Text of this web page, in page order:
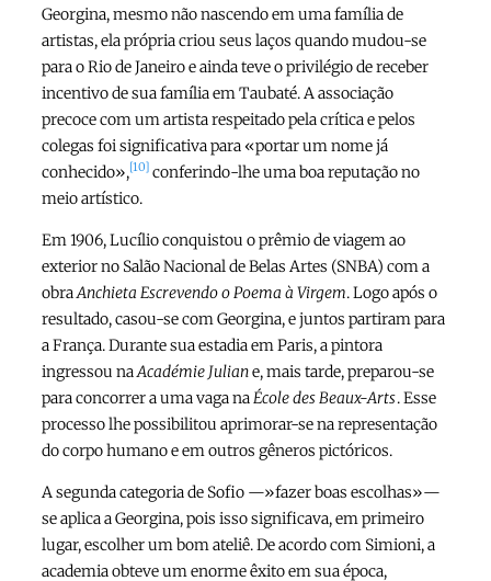
Georgina, mesmo não nascendo em uma família de
artistas, ela própria criou seus laços quando mudou-se
para o Rio de Janeiro e ainda teve o privilégio de receber
incentivo de sua família em Taubaté. A associação
precoce com um artista respeitado pela crítica e pelos
colegas foi significativa para «portar um nome já
conhecido»,[10] conferindo-lhe uma boa reputação no
meio artístico.
Em 1906, Lucílio conquistou o prêmio de viagem ao
exterior no Salão Nacional de Belas Artes (SNBA) com a
obraAnchieta Escrevendo o Poema à Virgem. Logo após o
resultado, casou-se com Georgina, e juntos partiram para
a França. Durante sua estadia em Paris, a pintora
ingressou naAcadémie Juliane, mais tarde, preparou-se
para concorrer a uma vaga naÉcole des Beaux-Arts. Esse
processo lhe possibilitou aprimorar-se na representação
do corpo humano e em outros gêneros pictóricos.
A segunda categoria de Sofio —»fazer boas escolhas»—
se aplica a Georgina, pois isso significava, em primeiro
lugar, escolher um bom ateliê. De acordo com Simioni, a
academia obteve um enorme êxito em sua época,